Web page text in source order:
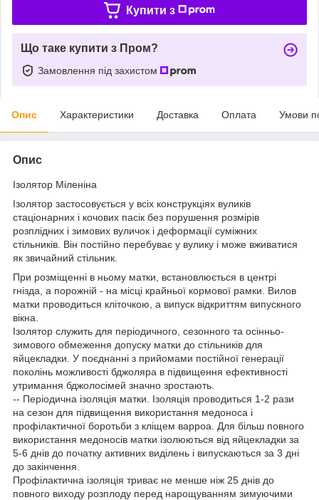
Купити з
Що таке купити з Пром?
Замовлення під захистом
Опис Характеристики Доставка Оплата Умови
Опис
Ізолятор Міленіна
Ізолятор застосовується у всіх конструкціях вуликів
стаціонарних і кочових пасік без порушення розмірів
розплідних і зимових вуличок і деформації суміжних
стільників. Він постійно перебуває у вулику і може вживатися
як звичайний стільник.
При розміщенні в ньому матки, встановлюється в центрі
гнізда, а порожній - на місці крайньої кормової рамки. Вилов
матки проводиться кліточкою, а випуск відкриттям випускного
вікна.
Ізолятор служить для періодичного, сезонного та осінньо-
зимового обмеження допуску матки до стільників для
яйцекладки. У поєднанні з прийомами постійної генерації
поколінь можливості бджоляра в підвищення ефективності
утримання бджолосімей значно зростають.
-- Періодична ізоляція матки. Ізоляція проводиться 1-2 рази
на сезон для підвищення використання медоноса і
профілактичної боротьби з кліщем варроа. Для більш повного
використання медоносів матки ізолюються від яйцекладки за
5-6 днів до початку активних виділень і випускаються за 3 дні
до закінчення.
Профілактична ізоляція триває не менше ніж 25 днів до
повного виходу розплоду перед нарощуванням зимуючими